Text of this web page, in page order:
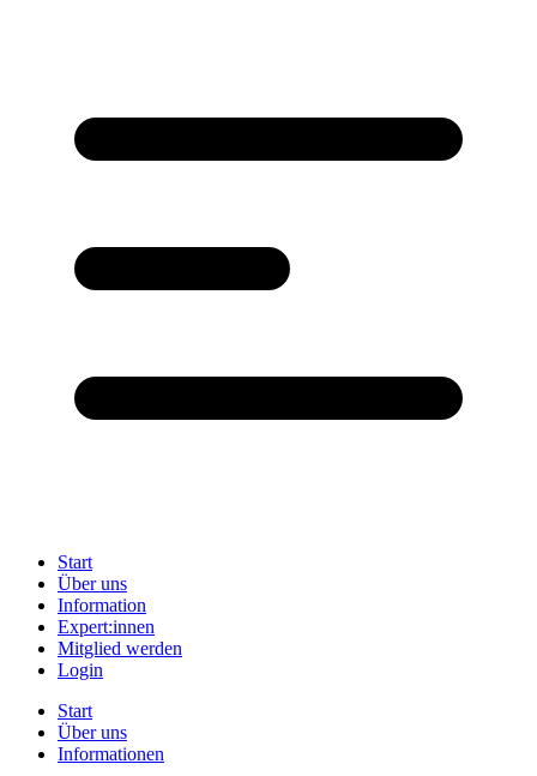
Start
Über uns
Information
Expert:innen
Mitglied werden
Login
Start
Über uns
Informationen